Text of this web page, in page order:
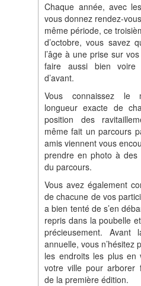
Chaque année, avec
vous donnez rendez-
même période, ce
d’octobre, vous savez
l’âge à une prise sur
faire aussi bien voire
d’avant.
Vous connaissez le
longueur exacte de
position des
même fait un parcours
amis viennent vous
prendre en photo à des
du parcours.
Vous avez également
de chacune de vos
a bien tenté de s’en
repris dans la poubelle
précieusement. Avant
annuelle, vous n’hésitez
les endroits les plus en
votre ville pour arborer
de la première édition.